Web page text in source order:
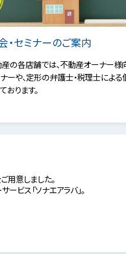
・セミナーのご案内
の各店舗では、不動産オーナー様
ーや、定形の弁護士・税理士によ
おります。
用意しました。
ビス「ソナエアラバ」。